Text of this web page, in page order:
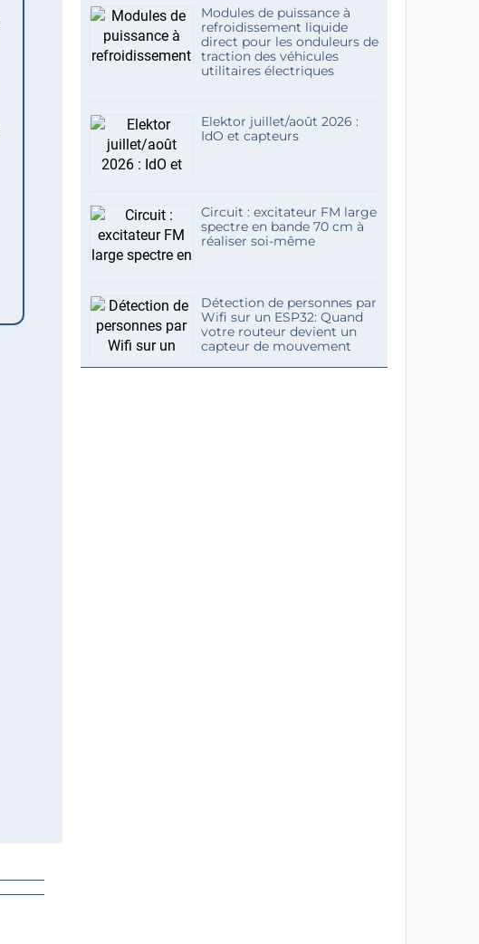
Modules de puissance à
refroidissement liquide
direct pour les onduleurs de
traction des véhicules
utilitaires électriques
Elektor juillet/août 2026 :
IdO et capteurs
Circuit : excitateur FM large
spectre en bande 70 cm à
réaliser soi-même
Détection de personnes par
Wifi sur un ESP32: Quand
votre routeur devient un
capteur de mouvement